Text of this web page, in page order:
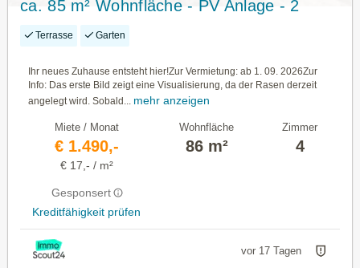
ca. 85 m² Wohnfläche - PV Anlage - 2
Stellplätze!
Terrasse Garten
Ihr neues Zuhause entsteht hier!Zur Vermietung: ab 1. 09. 2026Zur
Info: Das erste Bild zeigt eine Visualisierung, da der Rasen derzeit
angelegt wird. Sobald...
mehr anzeigen
Miete / Monat
€ 1.490,-
€ 17,- / m²
Gesponsert
Kreditfähigkeit prüfen
Wohnfläche
86 m²
Zimmer
4
vor 17 Tagen